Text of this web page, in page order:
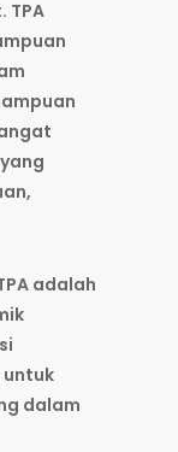
TPA
adalah
untuk
dalam